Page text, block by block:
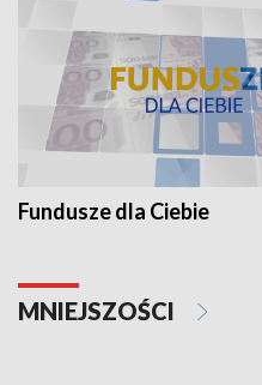
Fundusze dla Ciebie
MNIEJSZOŚCI